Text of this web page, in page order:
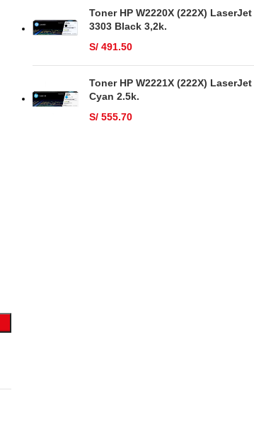
Toner HP W2220X (222X) LaserJet
3303 Black 3,2k.
S/491.50
Toner HP W2221X (222X) LaserJet
Cyan 2.5k.
S/555.70